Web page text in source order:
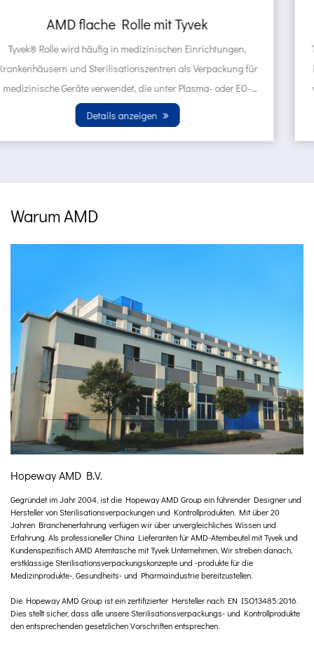
AMD selbstversiegelte Beutel aus Tyvek
Tyvek ® Beutel werden häufig in medizinischen Einrichtungen,
Krankenhäusern und Sterilisationszentren als
von medizinischen Geräten eingesetzt, die unter Plasma-
EO -Gassterilisati...
Details anzeigen
Warum AMD
Hopeway AMD B.V.
Gegründet im Jahr 2004, ist die Hopeway AMD Group ein führender Designer und
Hersteller von Sterilisationsverpackungen und Kontrollprodukten. Mit über 20
Jahren Branchenerfahrung verfügen wir über unvergleichliches Wissen und
Erfahrung. Als professionellerChina Lieferanten für AMD-Atembeutel mit Tyvekund
Kundenspezifisch AMD Atemtasche mit Tyvek Unternehmen , Wir streben danach,
erstklassige Sterilisationsverpackungskonzepte und -produkte für die
Medizinprodukte-, Gesundheits- und Pharmaindustrie bereitzustellen.
Die Hopeway AMD Group ist ein zertifizierter Hersteller nach EN ISO13485:2016.
Dies stellt sicher, dass alle unsere Sterilisationsverpackungs- und Kontrollprodukte
den entsprechenden gesetzlichen Vorschriften entsprechen.